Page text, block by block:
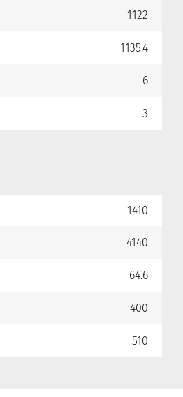
1122
1135.4
6
3
1410
4140
64.6
400
510